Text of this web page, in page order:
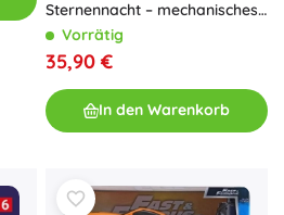
Sternennacht – mechanisches
Planetarium mit Spieluhr
Vorrätig
35,90 €
In den Warenkorb